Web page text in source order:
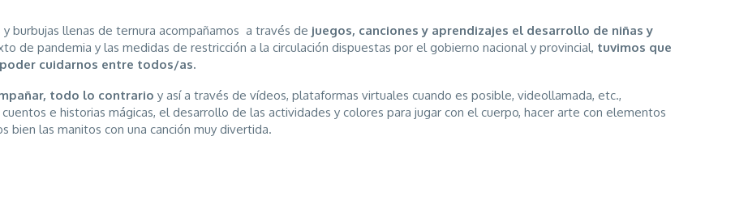
burbujas llenas de ternura acompañamos a través de juegos, canciones y aprendizajes el desarrollo de niñas y
de pandemia y las medidas de restricción a la circulación dispuestas por el gobierno nacional y provincial, tuvimos que
cuidarnos entre todos/as.
todo lo contrario y así a través de vídeos, plataformas virtuales cuando es posible, videollamada, etc.,
e historias mágicas, el desarrollo de las actividades y colores para jugar con el cuerpo, hacer arte con elementos
bien las manitos con una canción muy divertida.